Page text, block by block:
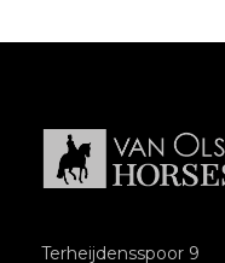
Terheijdensspoor 9